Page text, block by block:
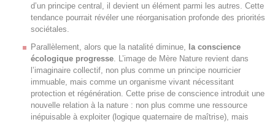
d’un principe central, il devient un élément parmi les autres. Cette
tendance pourrait révéler une réorganisation profonde des priorités
sociétales.
Parallèlement, alors que la natalité diminue,
la conscience
écologique progresse . L’image de Mère Nature revient dans
l’imaginaire collectif, non plus comme un principe nourricier
immuable, mais comme un organisme vivant nécessitant
protection et régénération. Cette prise de conscience introduit une
nouvelle relation à la nature : non plus comme une ressource
inépuisable à exploiter (logique quaternaire de maîtrise), mais